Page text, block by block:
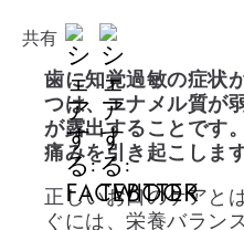
共有
歯に知覚過敏の症状
つは、エナメル質が
が露出することです
痛みを引き起こします
正しいお口のケアと
ぐには、栄養バラン